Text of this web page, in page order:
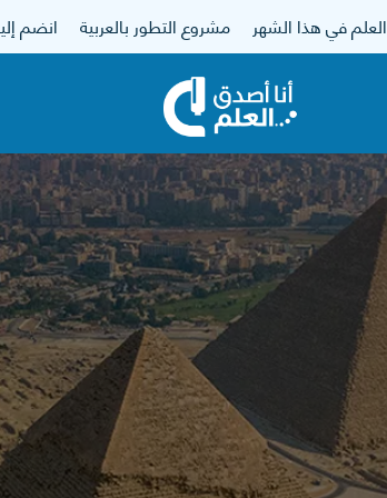
العلم في هذا الشهر مشروع التطور بالعربية انضم